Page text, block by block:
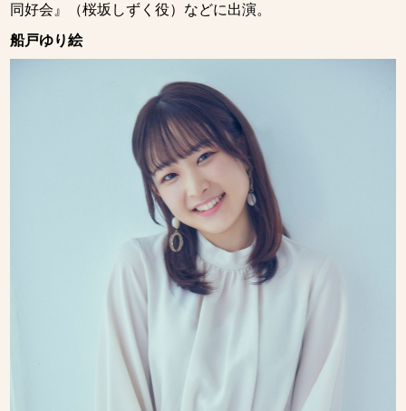
同好会』（桜坂しずく役）などに出演。
船戸ゆり絵